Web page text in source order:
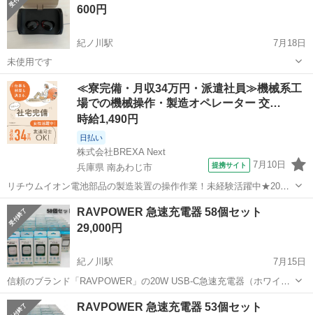
600円
紀ノ川駅
7月18日
未使用です
和歌山 和歌山市 紀ノ川駅 その他 イヤホン
≪寮完備・月収34万円・派遣社員≫機械系工
場での機械操作・製造オペレーター 交…
時給1,490円
日払い
株式会社BREXA Next
兵庫県 南あわじ市
提携サイト 7月10日
リチウムイオン電池部品の製造装置の操作作業！未経験活躍中★20～
50代の男性活躍中！嬉しい時給1,490円！生活支援物資事前対応可◎ワ
ンルーム寮完備！赴任旅費会社負担！正社員登用制度あり◎《兵庫県
南あわじ市》 人気の工場の...
兵庫 南あわじ市
RAVPOWER 急速充電器 58個セット
29,000円
紀ノ川駅
7月15日
信頼のブランド「RAVPOWER」の20W USB-C急速充電器（ホワイ
ト）です。 手のひらに収まる超コンパクトサイズながら、最大20Wの
高出力に対応。 iPhone 12シリーズ以降や最新のiPhone 16シリーズ、
和歌山 その他
RAVPOWER 急速充電器 53個セット